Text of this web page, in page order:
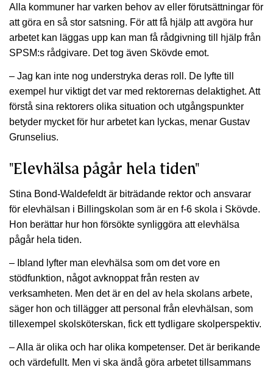
Alla kommuner har varken behov av eller förutsättningar för
att göra en så stor satsning. För att få hjälp att avgöra hur
arbetet kan läggas upp kan man få rådgivning till hjälp från
SPSM:s rådgivare. Det tog även Skövde emot.
– Jag kan inte nog understryka deras roll. De lyfte till
exempel hur viktigt det var med rektorernas delaktighet. Att
förstå sina rektorers olika situation och utgångspunkter
betyder mycket för hur arbetet kan lyckas, menar Gustav
Grunselius.
"Elevhälsa pågår hela tiden"
Stina Bond-Waldefeldt är biträdande rektor och ansvarar
för elevhälsan i Billingskolan som är en f-6 skola i Skövde.
Hon berättar hur hon försökte synliggöra att elevhälsa
pågår hela tiden.
– Ibland lyfter man elevhälsa som om det vore en
stödfunktion, något avknoppat från resten av
verksamheten. Men det är en del av hela skolans arbete,
säger hon och tillägger att personal från elevhälsan, som
tillexempel skolsköterskan, fick ett tydligare skolperspektiv.
– Alla är olika och har olika kompetenser. Det är berikande
och värdefullt. Men vi ska ändå göra arbetet tillsammans